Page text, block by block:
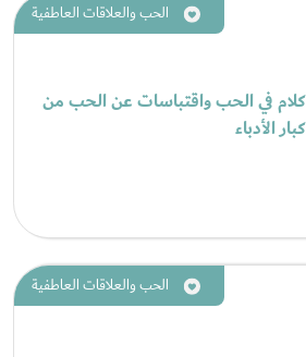
الحب والعلاقات العاطفية
كلام في الحب واقتباسات عن الحب من
كبار الأدباء
الحب والعلاقات العاطفية